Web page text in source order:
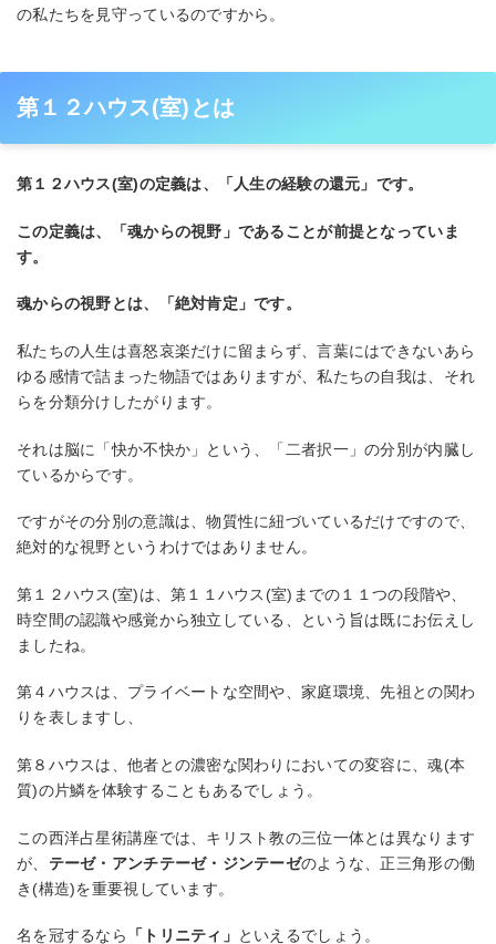
の私たちを見守っているのですから。
第１２ハウス(室)とは
第１２ハウス(室)の定義は、「人生の経験の還元」です。
この定義は、「魂からの視野」であることが前提となっていま
す。
魂からの視野とは、「絶対肯定」です。
私たちの人生は喜怒哀楽だけに留まらず、言葉にはできないあら
ゆる感情で詰まった物語ではありますが、私たちの自我は、それ
らを分類分けしたがります。
それは脳に「快か不快か」という、「二者択一」の分別が内臓し
ているからです。
ですがその分別の意識は、物質性に紐づいているだけですので、
絶対的な視野というわけではありません。
第１２ハウス(室)は、第１１ハウス(室)までの１１つの段階や、
時空間の認識や感覚から独立している、という旨は既にお伝えし
ましたね。
第４ハウスは、プライベートな空間や、家庭環境、先祖との関わ
りを表しますし、
第８ハウスは、他者との濃密な関わりにおいての変容に、魂(本
質)の片鱗を体験することもあるでしょう。
この西洋占星術講座では、キリスト教の三位一体とは異なります
が、 テーゼ・アンチテーゼ・ジンテーゼのような、正三角形の働
き(構造)を重要視しています。
名を冠するなら 「トリニティ」 といえるでしょう。